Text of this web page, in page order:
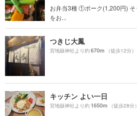
お弁当3種 ①ポーク(1,200円) そ
をお...
つきじ大鳳
宮地嶽神社より約670m （徒歩12分）
キッチン よい一日
宮地嶽神社より約1650m （徒歩28分）